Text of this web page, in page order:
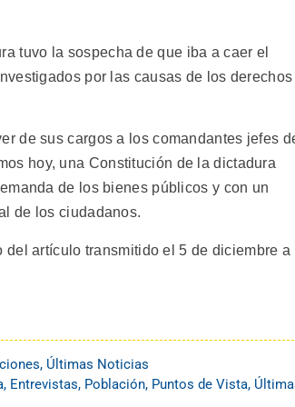
tuvo la sospecha de que iba a caer el
por las causas de los derechos
de sus cargos a los comandantes jefes
hoy, una Constitución de la dictadura
de los bienes públicos y con un
de los ciudadanos.
artículo transmitido el 5 de diciembre a
, Últimas Noticias
, Entrevistas, Población, Puntos de Vista,